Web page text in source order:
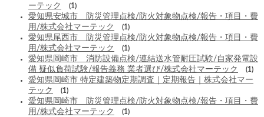
ーテック
(1)
愛知県安城市 防災管理点検/防火対象物点検/報告・項目・費
用/株式会社マーテック
(1)
愛知県尾西市 防災管理点検/防火対象物点検/報告・項目・費
用/株式会社マーテック
(1)
愛知県岡崎市 消防設備点検/連結送水管耐圧試験/自家発電設
備 疑似負荷試験/報告義務 業者選び/株式会社マーテック
(1)
愛知県岡崎市 特定建築物定期調査｜定期報告｜株式会社マー
テック
(1)
愛知県岡崎市 防災管理点検/防火対象物点検/報告・項目・費
用/株式会社マーテック
(1)